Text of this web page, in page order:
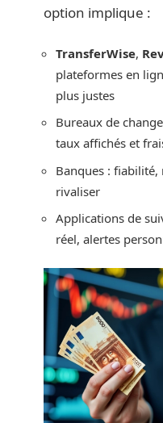
option implique :
TransferWise,
plateformes en
plus justes
Bureaux de
taux affichés et
Banques :
rivaliser
Applications de
réel, alertes